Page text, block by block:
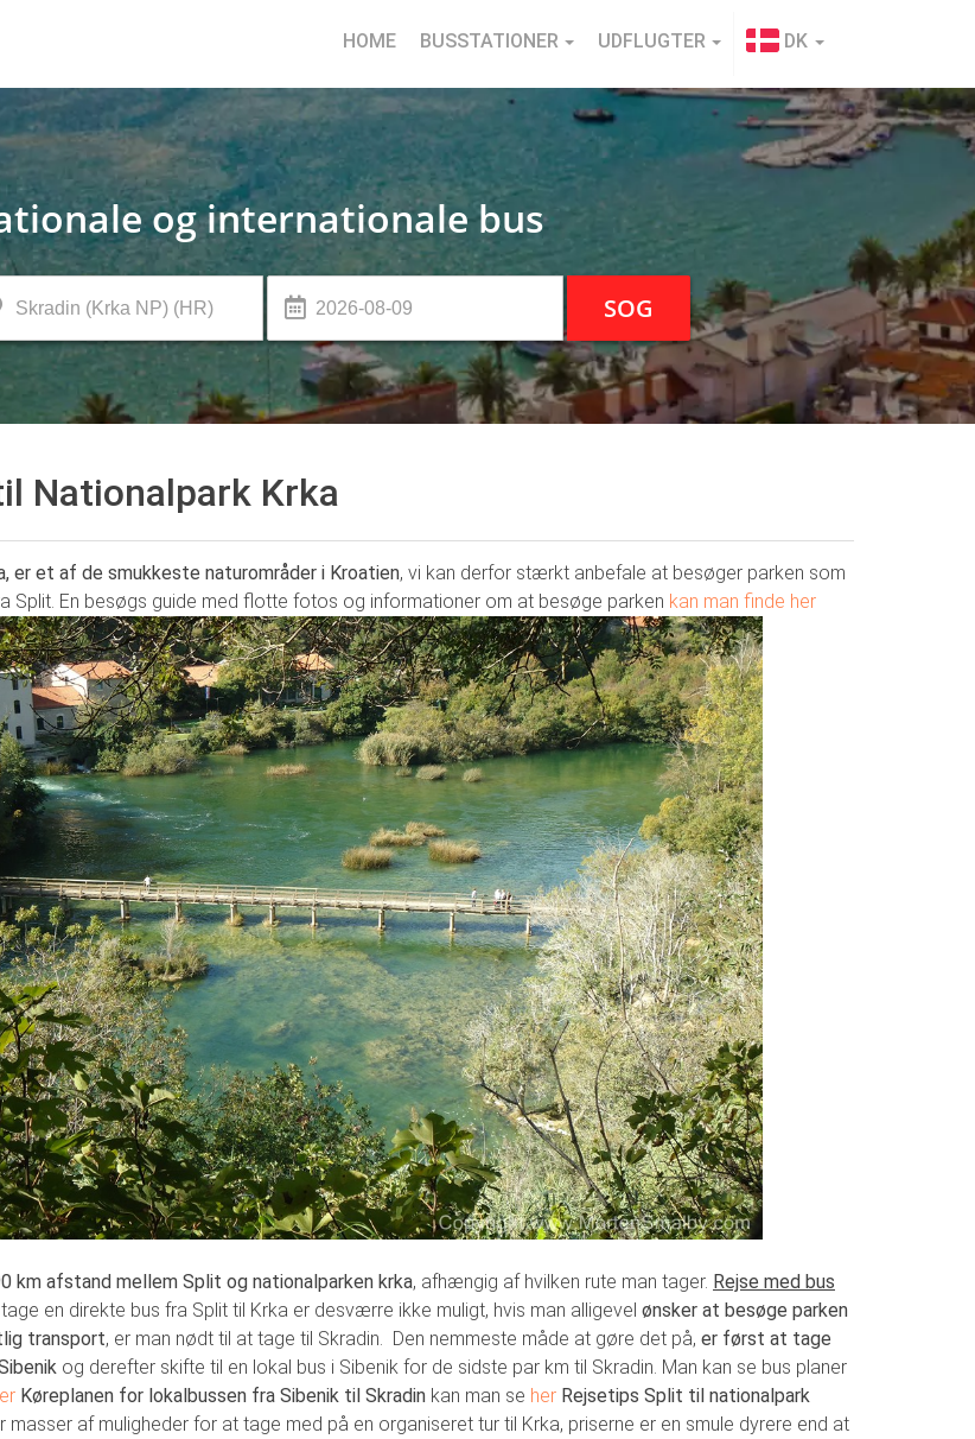
HOME BUSSTATIONER UDFLUGTER DK
og internationale bus
SOG
Nationalpark Krka
er et af de smukkeste naturområder i Kroatien, vi kan derfor stærkt anbefale at besøger parken som
Split. En besøgs guide med flotte fotos og informationer om at besøge parken kan man finde her
km afstand mellem Split og nationalparken krka, afhængig af hvilken rute man tager. Rejse med bus
en direkte bus fra Split til Krka er desværre ikke muligt, hvis man alligevel ønsker at besøge parken
transport, er man nødt til at tage til Skradin. Den nemmeste måde at gøre det på, er først at tage
og derefter skifte til en lokal bus i Sibenik for de sidste par km til Skradin. Man kan se bus planer
Køreplanen for lokalbussen fra Sibenik til Skradin kan man se her Rejsetips Split til nationalpark
masser af muligheder for at tage med på en organiseret tur til Krka, priserne er en smule dyrere end at